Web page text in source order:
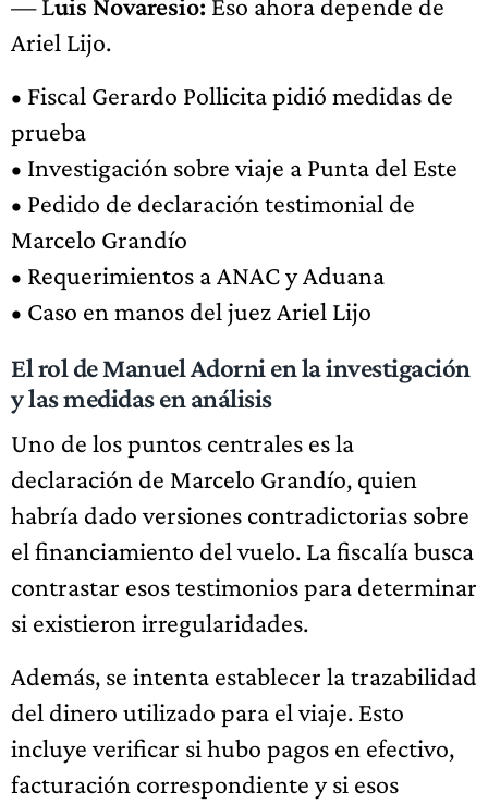
— Luis Novaresio: Eso ahora depende de
Ariel Lijo.
• Fiscal Gerardo Pollicita pidió medidas de
prueba
• Investigación sobre viaje a Punta del Este
• Pedido de declaración testimonial de
Marcelo Grandío
• Requerimientos a ANAC y Aduana
• Caso en manos del juez Ariel Lijo
El rol de Manuel Adorni en la investigación
y las medidas en análisis
Uno de los puntos centrales es la
declaración de Marcelo Grandío, quien
habría dado versiones contradictorias sobre
el financiamiento del vuelo. La fiscalía busca
contrastar esos testimonios para determinar
si existieron irregularidades.
Además, se intenta establecer la trazabilidad
del dinero utilizado para el viaje. Esto
incluye verificar si hubo pagos en efectivo,
facturación correspondiente y si esos